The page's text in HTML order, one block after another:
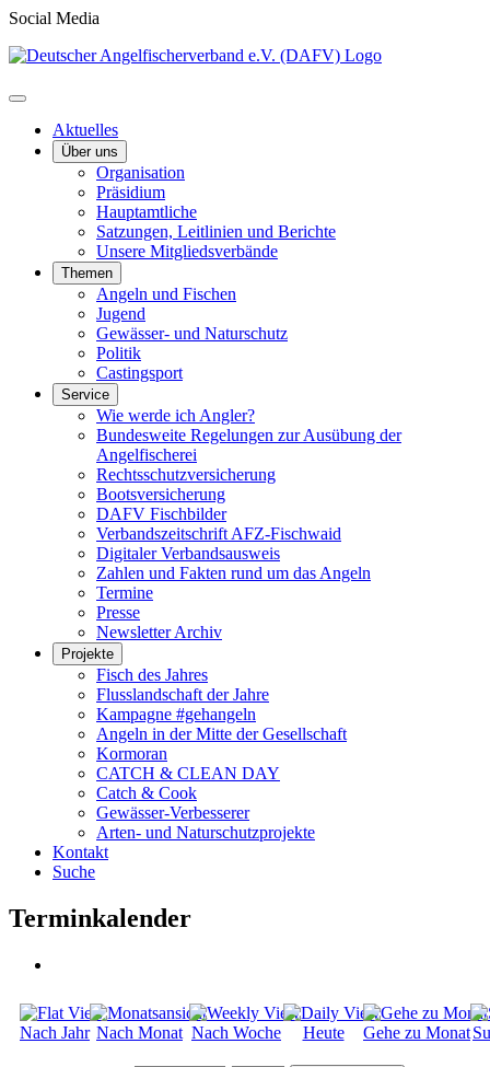
Social Media
Aktuelles
Über uns
Organisation
Präsidium
Hauptamtliche
Satzungen, Leitlinien und Berichte
Unsere Mitgliedsverbände
Themen
Angeln und Fischen
Jugend
Gewässer- und Naturschutz
Politik
Castingsport
Service
Wie werde ich Angler?
Bundesweite Regelungen zur Ausübung der
Angelfischerei
Rechtsschutzversicherung
Bootsversicherung
DAFV Fischbilder
Verbandszeitschrift AFZ-Fischwaid
Digitaler Verbandsausweis
Zahlen und Fakten rund um das Angeln
Termine
Presse
Newsletter Archiv
Projekte
Fisch des Jahres
Flusslandschaft der Jahre
Kampagne #gehangeln
Angeln in der Mitte der Gesellschaft
Kormoran
CATCH & CLEAN DAY
Catch & Cook
Gewässer-Verbesserer
Arten- und Naturschutzprojekte
Kontakt
Suche
Terminkalender
Nach Jahr Nach Monat Nach Woche Heute Gehe zu Monat